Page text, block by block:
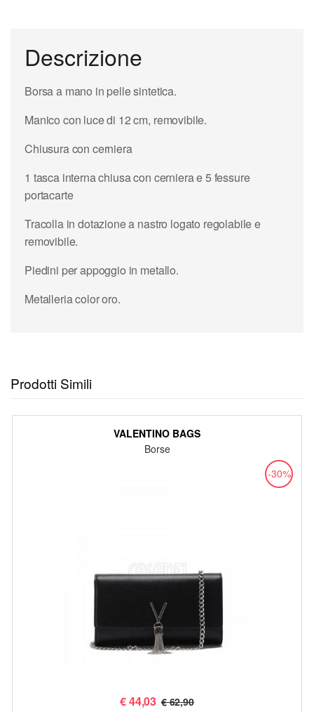
Descrizione
Borsa a mano in pelle sintetica.
Manico con luce di 12 cm, removibile.
Chiusura con cerniera
1 tasca interna chiusa con cerniera e 5 fessure
portacarte
Tracolla in dotazione a nastro logato regolabile e
removibile.
Piedini per appoggio in metallo.
Metalleria color oro.
Prodotti Simili
VALENTINO BAGS
Borse
-30%
€44,03 € 62,90